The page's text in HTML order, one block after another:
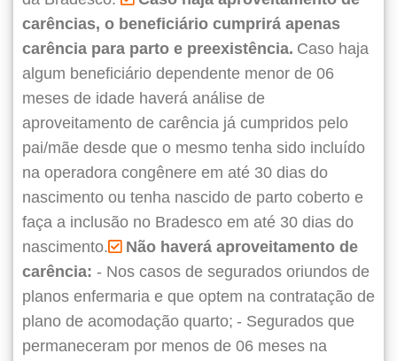
carências, o beneficiário cumprirá apenas
carência para parto e preexistência. Caso haja
algum beneficiário dependente menor de 06
meses de idade haverá análise de
aproveitamento de carência já cumpridos pelo
pai/mãe desde que o mesmo tenha sido incluído
na operadora congênere em até 30 dias do
nascimento ou tenha nascido de parto coberto e
faça a inclusão no Bradesco em até 30 dias do
nascimento.
Não haverá aproveitamento de
carência: - Nos casos de segurados oriundos de
planos enfermaria e que optem na contratação de
plano de acomodação quarto; - Segurados que
permaneceram por menos de 06 meses na